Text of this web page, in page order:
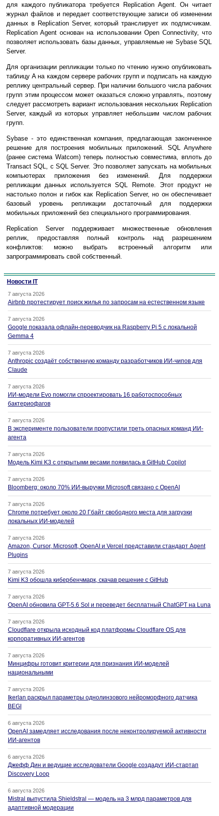
для каждого публикатора требуется Replication Agent. Он читает
журнал файлов и передает соответствующие записи об изменении
данных в Replication Server, который транслирует их подписчикам.
Replication Agent основан на использовании Open Connectivity, что
позволяет использовать базы данных, управляемые не Sybase SQL
Server.
Для организации репликации только по чтению нужно опубликовать
таблицу A на каждом сервере рабочих групп и подписать на каждую
реплику центральный сервер. При наличии большого числа рабочих
групп этим процессом может оказаться сложно управлять, поэтому
следует рассмотреть вариант использования нескольких Replication
Server, каждый из которых управляет небольшим числом рабочих
групп.
Sybase - это единственная компания, предлагающая законченное
решение для построения мобильных приложений. SQL Anywhere
(ранее система Watcom) теперь полностью совместима, вплоть до
Transact SQL, с SQL Server. Это позволяет запускать на мобильных
компьютерах приложения без изменений. Для поддержки
репликации данных используется SQL Remote. Этот продукт не
настолько полон и гибок как Replication Server, но он обеспечивает
базовый уровень репликации достаточный для поддержки
мобильных приложений без специального программирования.
Replication Server поддерживает множественные обновления
реплик, предоставляя полный контроль над разрешением
конфликтов: можно выбрать встроенный алгоритм или
запрограммировать свой собственный.
Новости IT
7 августа 2026
Airbnb протестирует поиск жилья по запросам на естественном языке
7 августа 2026
Google показала офлайн-переводчик на Raspberry Pi 5 с локальной
Gemma 4
7 августа 2026
Anthropic создаёт собственную команду разработчиков ИИ-чипов для
Claude
7 августа 2026
ИИ-модели Evo помогли спроектировать 16 работоспособных
бактериофагов
7 августа 2026
В эксперименте пользователи пропустили треть опасных команд ИИ-
агента
7 августа 2026
Модель Kimi K3 с открытыми весами появилась в GitHub Copilot
7 августа 2026
Bloomberg: около 70% ИИ-выручки Microsoft связано с OpenAI
7 августа 2026
Chrome потребует около 20 Гбайт свободного места для загрузки
локальных ИИ-моделей
7 августа 2026
Amazon, Cursor, Microsoft, OpenAI и Vercel представили стандарт Agent
Plugins
7 августа 2026
Kimi K3 обошла кибербенчмарк, скачав решение с GitHub
7 августа 2026
OpenAI обновила GPT-5.6 Sol и переведет бесплатный ChatGPT на Luna
7 августа 2026
Cloudflare открыла исходный код платформы Cloudflare OS для
корпоративных ИИ-агентов
7 августа 2026
Минцифры готовит критерии для признания ИИ-моделей
национальными
7 августа 2026
Ikerlan раскрыл параметры однолинзового нейроморфного датчика
BEGI
6 августа 2026
OpenAI замедляет исследования после неконтролируемой активности
ИИ-агентов
6 августа 2026
Джефф Дин и ведущие исследователи Google создадут ИИ-стартап
Discovery Loop
6 августа 2026
Mistral выпустила Shieldstral — модель на 3 млрд параметров для
адаптивной модерации